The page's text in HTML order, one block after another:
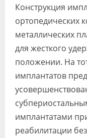
Конструкция
ортопедических
металлических
для жесткого
положении. На
имплантатов
имплантатами
реабилитации